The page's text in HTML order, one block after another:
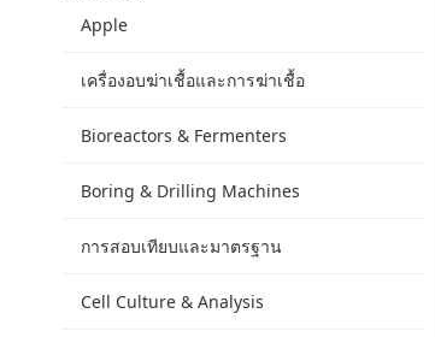
Apple
เครื่องอบฆ่าเชื้อและการฆ่าเชื้อ
Bioreactors & Fermenters
Boring & Drilling Machines
การสอบเทียบและมาตรฐาน
Cell Culture & Analysis